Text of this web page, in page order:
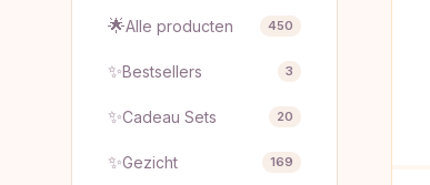
🌟Alle producten 450
✨Bestsellers 3
✨Cadeau Sets 20
✨Gezicht 169